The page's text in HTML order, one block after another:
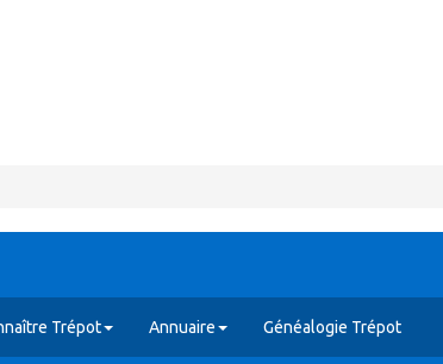
Trépot Annuaire Généalogie Trépot